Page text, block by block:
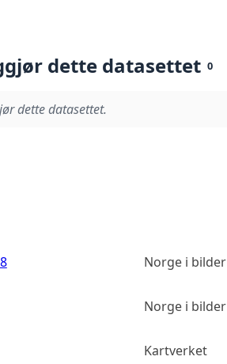
dette datasettet 0
dette datasettet.
Norge i bilder
Norge i bilder
Kartverket